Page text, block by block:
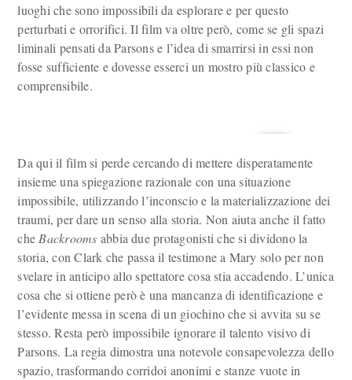
luoghi che sono impossibili da esplorare e per questo
perturbati e orrorifici. Il film va oltre però, come se gli spazi
liminali pensati da Parsons e l’idea di smarrirsi in essi non
fosse sufficiente e dovesse esserci un mostro più classico e
comprensibile.
Da qui il film si perde cercando di mettere disperatamente
insieme una spiegazione razionale con una situazione
impossibile, utilizzando l’inconscio e la materializzazione dei
traumi, per dare un senso alla storia. Non aiuta anche il fatto
che Backrooms abbia due protagonisti che si dividono la
storia, con Clark che passa il testimone a Mary solo per non
svelare in anticipo allo spettatore cosa stia accadendo. L’unica
cosa che si ottiene però è una mancanza di identificazione e
l’evidente messa in scena di un giochino che si avvita su se
stesso. Resta però impossibile ignorare il talento visivo di
Parsons. La regia dimostra una notevole consapevolezza dello
spazio, trasformando corridoi anonimi e stanze vuote in